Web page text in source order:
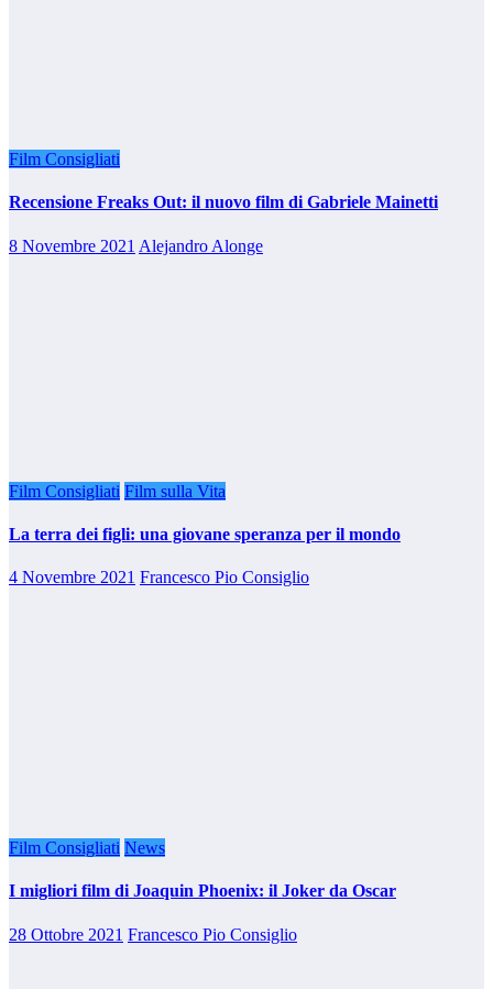
Film Consigliati
Recensione Freaks Out: il nuovo film di Gabriele Mainetti
8 Novembre 2021 Alejandro Alonge
Film Consigliati Film sulla Vita
La terra dei figli: una giovane speranza per il mondo
4 Novembre 2021 Francesco Pio Consiglio
Film Consigliati News
I migliori film di Joaquin Phoenix: il Joker da Oscar
28 Ottobre 2021 Francesco Pio Consiglio